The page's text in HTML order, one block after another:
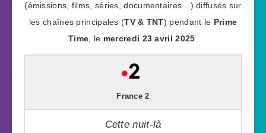
(émissions, films, séries, documentaires…) diffusés sur
les chaînes principales (TV & TNT) pendant le Prime
Time , le mercredi 23 avril 2025
France 2
Cette nuit-là